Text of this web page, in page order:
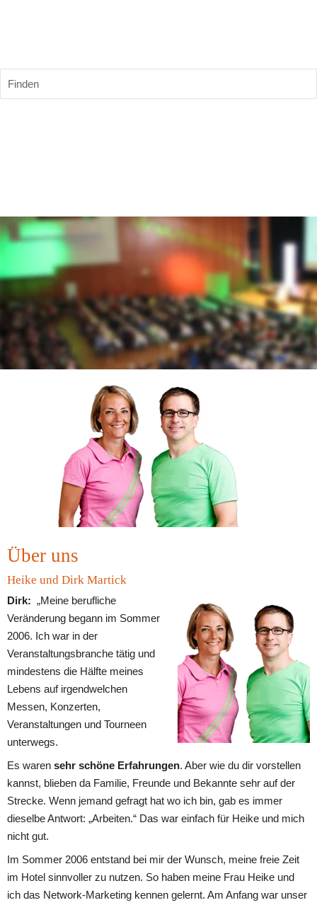
Finden
Über uns
Heike und Dirk Martick
Dirk: „Meine berufliche
Veränderung begann im Sommer
2006. Ich war in der
Veranstaltungsbranche tätig und
mindestens die Hälfte meines
Lebens auf irgendwelchen
Messen, Konzerten,
Veranstaltungen und Tourneen
unterwegs.
Es waren sehr schöne Erfahrungen. Aber wie du dir vorstellen
kannst, blieben da Familie, Freunde und Bekannte sehr auf der
Strecke. Wenn jemand gefragt hat wo ich bin, gab es immer
dieselbe Antwort: „Arbeiten.“ Das war einfach für Heike und mich
nicht gut.
Im Sommer 2006 entstand bei mir der Wunsch, meine freie Zeit
im Hotel sinnvoller zu nutzen. So haben meine Frau Heike und
ich das Network-Marketing kennen gelernt. Am Anfang war unser